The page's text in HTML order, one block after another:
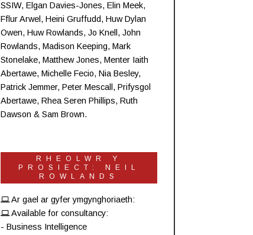
SSIW, Elgan Davies-Jones, Elin Meek,
Fflur Arwel, Heini Gruffudd, Huw Dylan
Owen, Huw Rowlands, Jo Knell , John
Rowlands, Madison Keeping, Mark
Stonelake, Matthew Jones, Menter Iaith
Abertawe, Michelle Fecio, Nia Besley,
Patrick Jemmer, Peter Mescall , Prifysgol
Abertawe, Rhea Seren Phillips, Ruth
Dawson & Sam Brown.
RHEOLWR Y
PROSIECT: NEIL
ROWLANDS
Ar gael ar gyfer ymgynghoriaeth:
Available for consultancy:
- Business Intelligence